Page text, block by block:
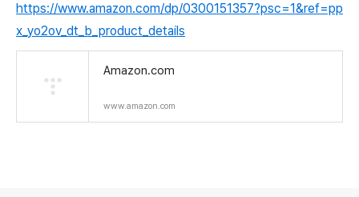
https://www.amazon.com/dp/0300151357?psc=1&ref=pp
x_yo2ov_dt_b_product_details
Amazon.com
www.amazon.com